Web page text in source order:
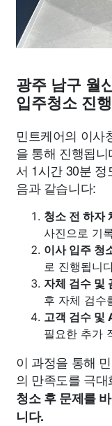
광주 남구 월
입주청소 진
민트케어의 이사
을 통해 진행됩
서 1시간 30분
음과 같습니다:
청소 전 하자
사진으로 기
이사 입주 청
로 진행됩니
자체 검수 및
후 자체 검수
고객 검수 및
필요한 추가
이 과정을 통해
의 만족도를 극
청소 후 문제를
니다.